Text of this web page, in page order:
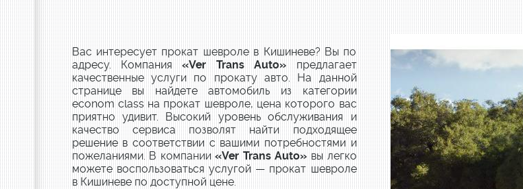
Вас интересует прокат шевроле в Кишиневе? Вы по
адресу. Компания«Ver Trans Auto»предлагает
качественные услуги по прокату авто. На данной
странице вы найдете автомобиль из категории
econom class на прокат шевроле, цена которого вас
приятно удивит. Высокий уровень обслуживания и
качество сервиса позволят найти подходящее
решение в соответствии с вашими потребностями и
пожеланиями. В компании«Ver Trans Auto»вы легко
можете воспользоваться услугой — прокат шевроле
в Кишиневе по доступной цене.